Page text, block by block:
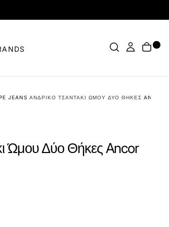
JEANS ΑΝΔΡΙΚΌ ΤΣΑΝΤΆΚΙ ΏΜΟΥ ΔΎΟ ΘΉΚΕΣ ANCOR
Ώμου Δύο Θήκες Ancor